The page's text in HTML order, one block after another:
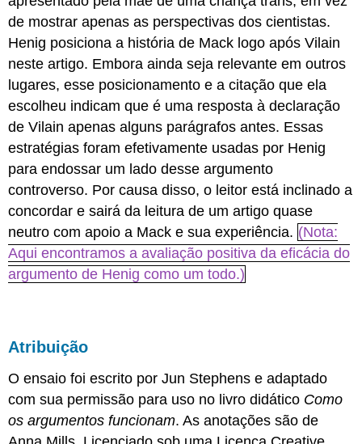
de mostrar apenas as perspectivas dos cientistas.
Henig posiciona a história de Mack logo após Vilain
neste artigo. Embora ainda seja relevante em outros
lugares, esse posicionamento e a citação que ela
escolheu indicam que é uma resposta à declaração
de Vilain apenas alguns parágrafos antes. Essas
estratégias foram efetivamente usadas por Henig
para endossar um lado desse argumento
controverso. Por causa disso, o leitor está inclinado a
concordar e sairá da leitura de um artigo quase
neutro com apoio a Mack e sua experiência. (Nota:
Aqui encontramos a avaliação positiva da eficácia do
argumento de Henig como um todo.)
Atribuição
O ensaio foi escrito por Jun Stephens e adaptado
com sua permissão para uso no livro didático Como
os argumentos funcionam. As anotações são de